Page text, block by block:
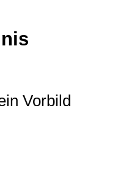
Vorbild